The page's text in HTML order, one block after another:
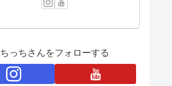
ちっちさんをフォローする